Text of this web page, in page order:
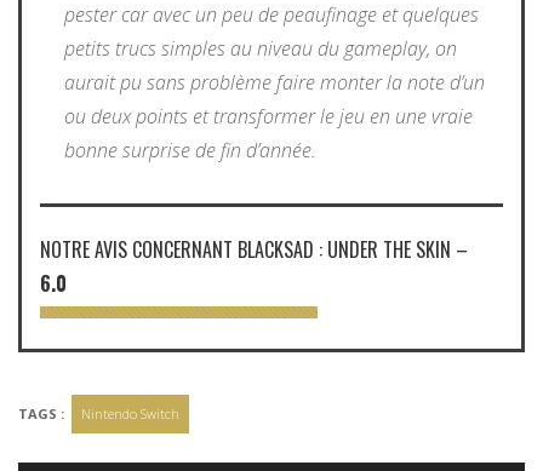
pester car avec un peu de peaufinage et quelques
petits trucs simples au niveau du gameplay, on
aurait pu sans problème faire monter la note d’un
ou deux points et transformer le jeu en une vraie
bonne surprise de fin d’année.
NOTRE AVIS CONCERNANT BLACKSAD : UNDER THE SKIN –
6.0
TAGS : Nintendo Switch